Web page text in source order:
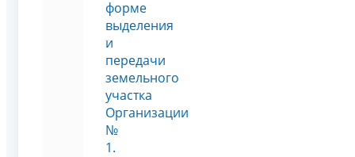
форме
выделения
и
передачи
земельного
участка
Организации
№
1.